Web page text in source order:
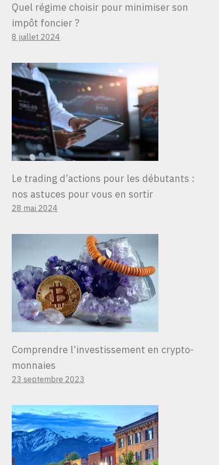
Quel régime choisir pour minimiser son
impôt foncier ?
8 juillet 2024
Le trading d’actions pour les débutants :
nos astuces pour vous en sortir
28 mai 2024
Comprendre l’investissement en crypto-
monnaies
23 septembre 2023